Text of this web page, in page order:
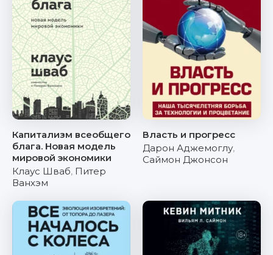
Капитализм всеобщего
блага. Новая модель
мировой экономики
Клаус Шваб, Питер
Ванхэм
Власть и прогресс
Дарон Аджемоглу,
Саймон Джонсон